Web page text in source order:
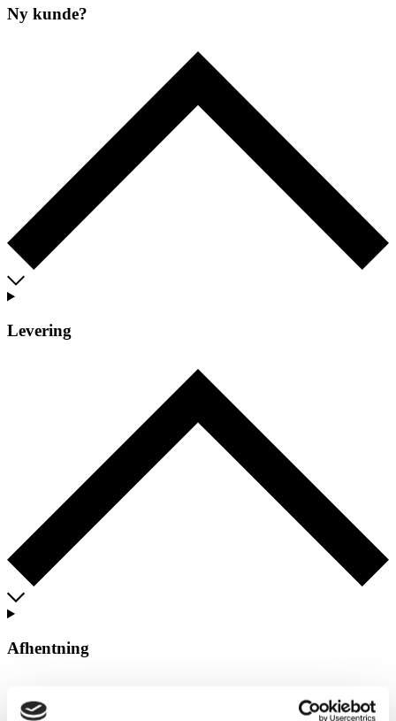
Ny kunde?
Levering
Afhentning